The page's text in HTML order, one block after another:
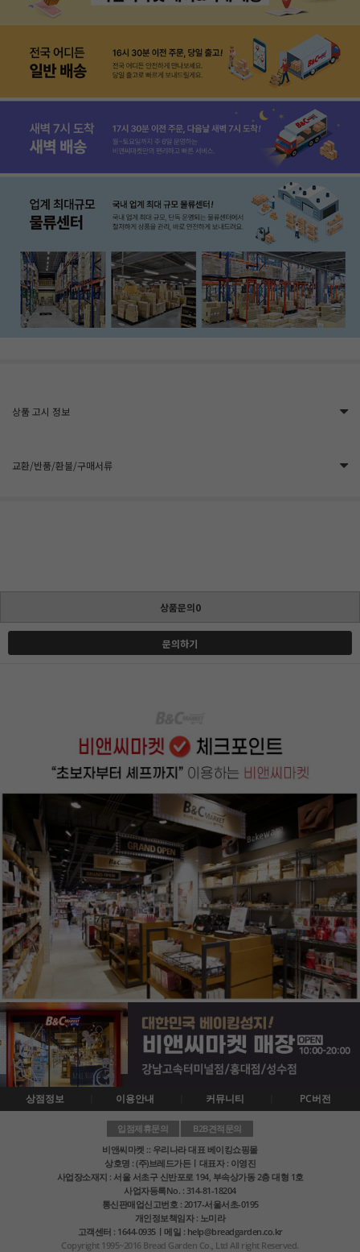
상품 고시 정보
교환/반품/환불/구매서류
상품문의0
문의하기
상점정보 이용안내 커뮤니티 PC버전
입점제휴문의
B2B견적문의
비앤씨마켓 :: 우리나라 대표 베이킹쇼핑몰
상호명 : (주)브레드가든ㅣ대표자 : 이영진
사업장소재지 : 서울 서초구 신반포로 194, 부속상가동 2층 대형 1호
사업자등록No. : 314-81-18204
통신판매업신고번호 : 2017-서울서초-0195
개인정보책임자 : 노미라
고객센터 : 1644-0935ㅣ메일 : help@breadgarden.co.kr
Copyright 1995~2016 Bread Garden Co., Ltd All right Reserved.